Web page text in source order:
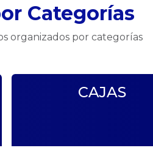
Categorías
organizados por categorías
CAJAS